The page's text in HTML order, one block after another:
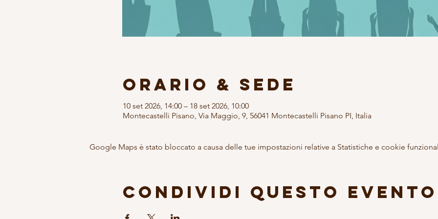
Orario & Sede
10 set 2026, 14:00 – 18 set 2026, 10:00
Montecastelli Pisano, Via Maggio, 9, 56041 Montecastelli Pisano PI, Italia
Google Maps è stato bloccato a causa delle tue impostazioni relative a Statistiche e cookie
Condividi questo evento